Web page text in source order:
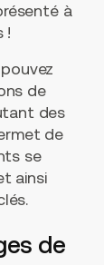
à
!
de
des
de
se
ainsi
de